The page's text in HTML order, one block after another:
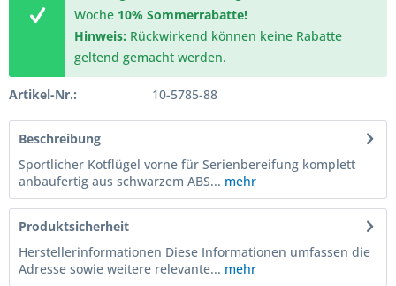
Woche 10% Sommerrabatte!
Hinweis: Rückwirkend können keine Rabatte
geltend gemacht werden.
Artikel-Nr.: 10-5785-88
Beschreibung
Sportlicher Kotflügel vorne für Serienbereifung komplett
anbaufertig aus schwarzem ABS... mehr
Produktsicherheit
Herstellerinformationen Diese Informationen umfassen die
Adresse sowie weitere relevante... mehr